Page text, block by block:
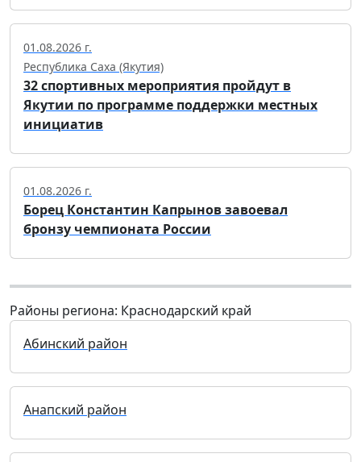
01.08.2026 г.
Республика Саха (Якутия)
32 спортивных мероприятия пройдут в
Якутии по программе поддержки местных
инициатив
01.08.2026 г.
Борец Константин Капрынов завоевал
бронзу чемпионата России
Районы региона: Краснодарский край
Абинский район
Анапский район